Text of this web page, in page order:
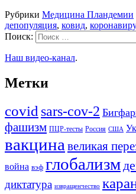
Рубрики Медицина Пландемии
депопуляция, ковид,
Поиск:
Наш видео-канал.
Метки
covid sars-cov-2
фашизм ПЦР-тесты Россия США
вакцина великая
война вэф глобализм
диктатура извращенчество